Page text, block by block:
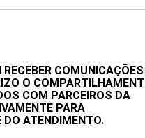
RECEBER
O
COM PARCEIROS DA
PARA
DO ATENDIMENTO.